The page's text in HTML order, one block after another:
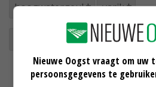
hoogwatergeul varik
Waterschap Rivierenland
Nieuwe Oogst vraagt om uw
persoonsgegevens te